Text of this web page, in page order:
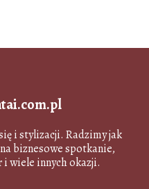
i stylizacji. Radzimy jak
biznesowe spotkanie,
i wiele innych okazji.